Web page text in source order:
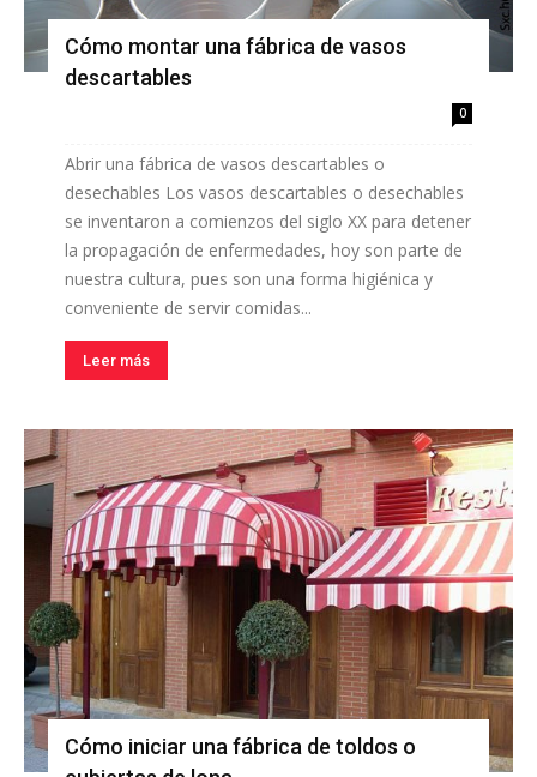
Cómo montar una fábrica de vasos
descartables
0
Abrir una fábrica de vasos descartables o
desechables Los vasos descartables o desechables
se inventaron a comienzos del siglo XX para detener
la propagación de enfermedades, hoy son parte de
nuestra cultura, pues son una forma higiénica y
conveniente de servir comidas...
Leer más
Cómo iniciar una fábrica de toldos o